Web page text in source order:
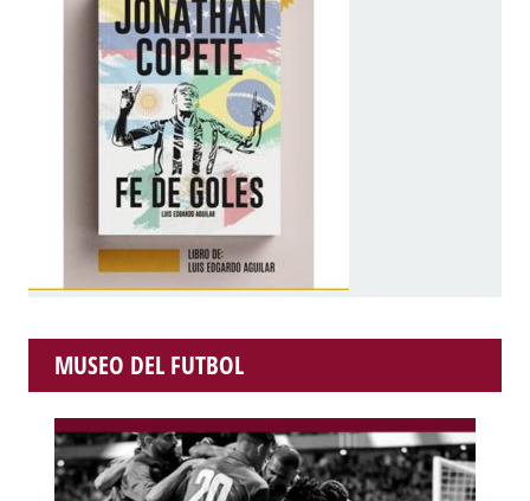
MUSEO DEL FUTBOL